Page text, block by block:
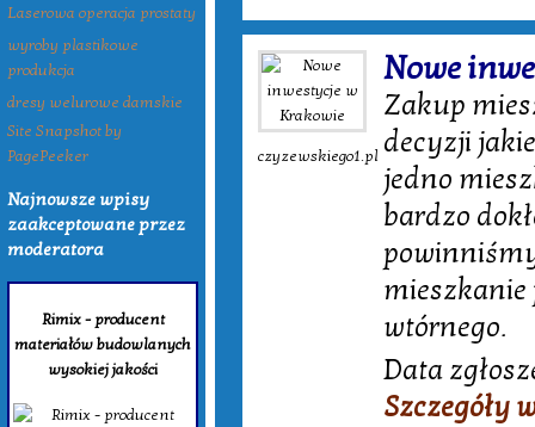
Laserowa operacja prostaty
wyroby plastikowe
produkcja
dresy welurowe damskie
Site Snapshot by
PagePeeker
Najnowsze wpisy
zaakceptowane przez
moderatora
Rimix - producent
materiałów budowlanych
wysokiej jakości
czyzewskiego1.pl
Nowe
Zakup
decyzji
jedno
bardzo
wtórnego.
Data
Szczegóły